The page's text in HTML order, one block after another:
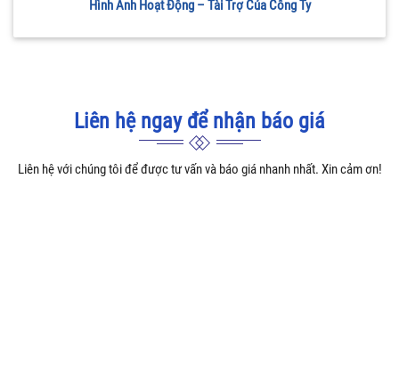
Hình Ảnh Hoạt Động – Tài Trợ Của Công Ty
Liên hệ ngay để nhận báo giá
Liên hệ với chúng tôi để được tư vấn và báo giá nhanh nhất. Xin cảm ơn!